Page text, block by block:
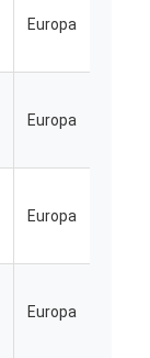
Europa
Europa
Europa
Europa